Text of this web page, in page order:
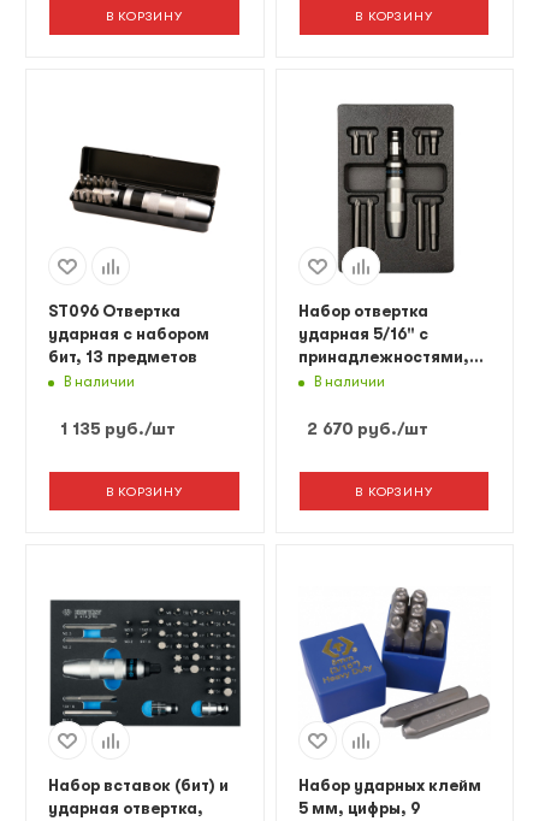
В КОРЗИНУ В КОРЗИНУ
ST096 Отвертка
ударная с набором
бит, 13 предметов
В наличии
1 135 руб./шт
В КОРЗИНУ
Набор отвертка
ударная 5/16" с
принадлежностями,
ложемент, 10
9-4128FR
В наличии
2 670 руб./шт
В КОРЗИНУ
Набор вставок (бит) и
ударная отвертка,
Набор ударных клейм
5 мм, цифры, 9